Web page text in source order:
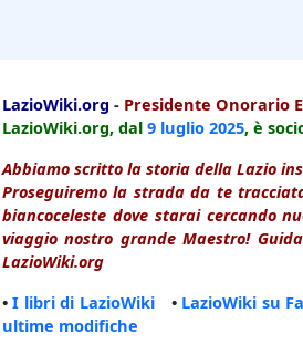
LazioWiki.org - Presidente Onorario
LazioWiki.org, dal 9 luglio 2025, è
Abbiamo scritto la storia della Lazio
Proseguiremo la strada da te
biancoceleste dove starai cercando
viaggio nostro grande Maestro!
LazioWiki.org
•I libri di LazioWiki• LazioWiki su
ultime modifiche